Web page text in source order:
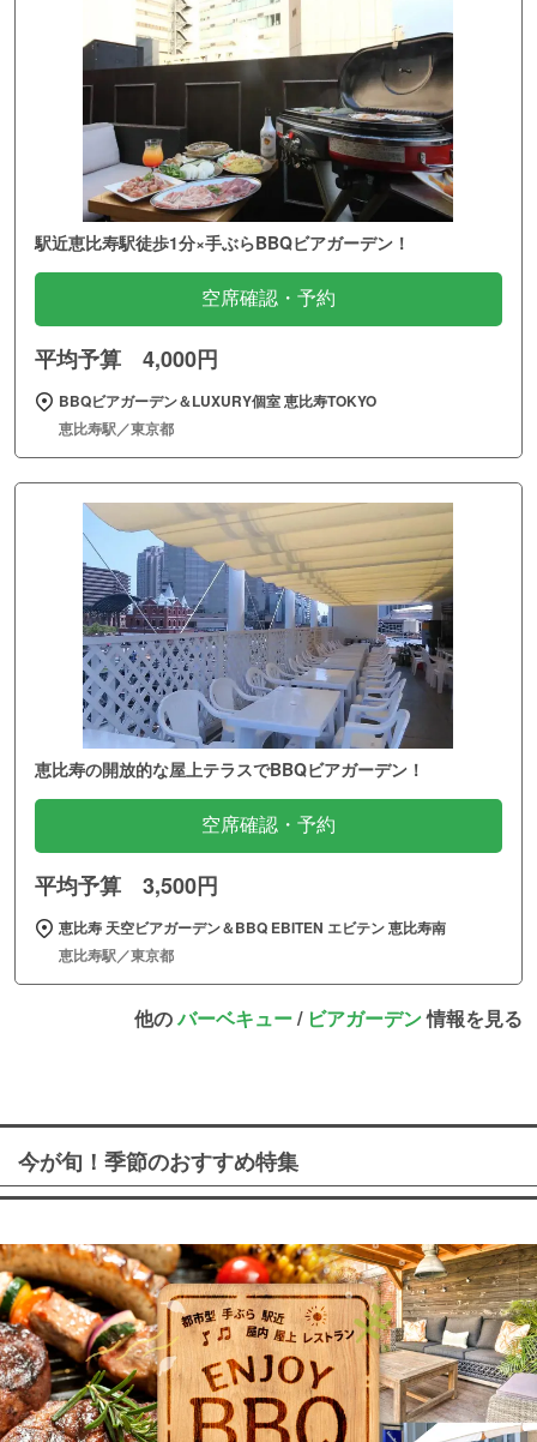
駅近恵比寿駅徒歩1分×手ぶらBBQビアガーデン！
空席確認・予約
平均予算 4,000円
BBQビアガーデン＆LUXURY個室 恵比寿TOKYO
恵比寿駅／東京都
恵比寿の開放的な屋上テラスでBBQビアガーデン！
空席確認・予約
平均予算 3,500円
恵比寿 天空ビアガーデン＆BBQ EBITEN エビテン 恵比寿南
恵比寿駅／東京都
他のバーベキュー/ ビアガーデン情報を見る
今が旬！季節のおすすめ特集